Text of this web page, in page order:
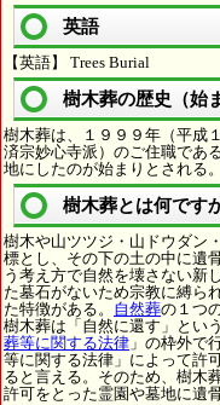
英語
【英語】 Trees Burial
樹木葬の歴史（始
樹木葬は、１９９９年（平成
済宗妙心寺派）のご住職であ
地にしたのが始まりとされる。
樹木葬とは何です
樹木や山ツツジ・山ドウダン
標とし、その下の土の中に遺
う考え方で自然を壊さない新
た墓石がないため宗教に縛ら
た特徴がある。 自然葬の１つ
樹木葬は「自然に還す」とい
葬等に関する法律 」の枠外で
等に関する法律」によって許
ると言える。そのため、樹木
許可をとった霊園や墓地に遺